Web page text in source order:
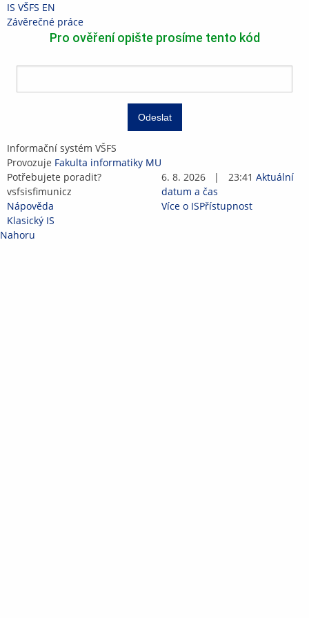
Přeskočit
na
Přeskočit
na
Přeskočit
na
Přeskočit
na
IS VŠFS EN
>
Závěrečné práce
Pro ověření opište prosíme tento kód
Odeslat
IS
VŠFS
Informační systém VŠFS
Provozuje Fakulta informatiky MU
Potřebujete poradit?
vsfsisfimunicz
Nápověda
Klasický IS
6. 8. 2026 | 23:41 Aktuální
datum a čas
Více o ISPřístupnost
Nahoru